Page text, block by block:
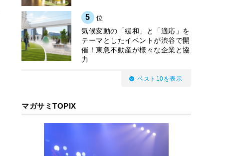
5 位
気候変動の「緩和」と「適応」を
テーマとしたイベントが渋谷で開
催！東急不動産が様々な企業と協
力
ベスト10を表示
マガサミTOPIX